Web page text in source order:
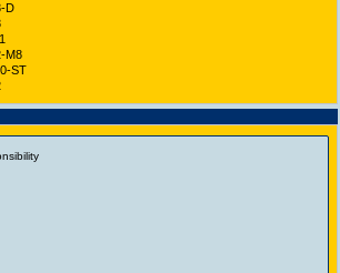
D
M8
ST